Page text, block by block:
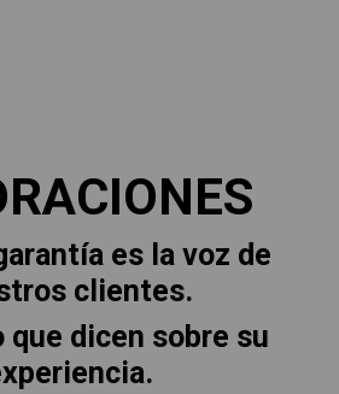
es la voz de
clientes.
que dicen sobre su